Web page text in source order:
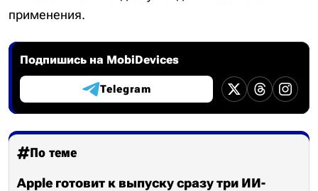
применения.
Подпишись на MobiDevices
Telegram
По теме
Apple готовит к выпуску сразу три ИИ-